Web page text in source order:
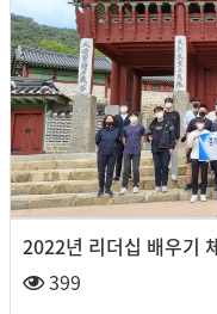
2022년 리더십 배우기
399